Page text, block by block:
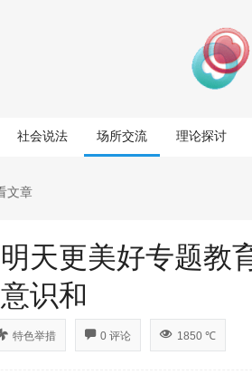
社会说法 场所交流 理论探讨
文章
天更美好专题教
识和
特色举措 0 评论 1850 ℃